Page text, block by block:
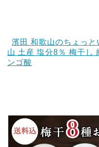
濱田 和歌山のちょっ
山 土産 塩分8％ 梅干し
ンゴ酸